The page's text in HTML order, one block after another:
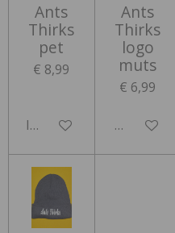
Ants
Thirks
pet
€ 8,99
In winkelwagen
Ants
Thirks
logo
muts
€ 6,99
Houd mij